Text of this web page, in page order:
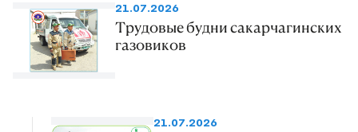
21.07.2026
Трудовые будни сакарчагинских
газовиков
21.07.2026